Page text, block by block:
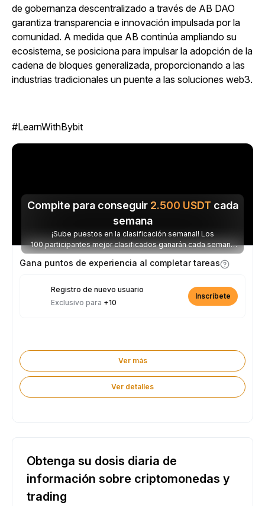
de gobernanza descentralizado a través de AB DAO
garantiza transparencia e innovación impulsada por la
comunidad. A medida que AB continúa ampliando su
ecosistema, se posiciona para impulsar la adopción de la
cadena de bloques generalizada, proporcionando a las
industrias tradicionales un puente a las soluciones web3.
#LearnWithBybit
Compite para conseguir 2.500 USDT cada
semana
¡Sube puestos en la clasificación semanal! Los
100 participantes mejor clasificados ganarán cada semana
parte de los 2.500 USDT disponibles.
Gana puntos de experiencia al completar tareas
Registro de nuevo usuario
Exclusivo para +10
Inscríbete
Ver más
Ver detalles
Obtenga su dosis diaria de
información sobre criptomonedas y
trading